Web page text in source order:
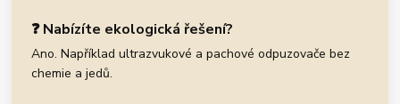
❓ Nabízíte ekologická řešení?
Ano. Například ultrazvukové a pachové odpuzovače bez
chemie a jedů.